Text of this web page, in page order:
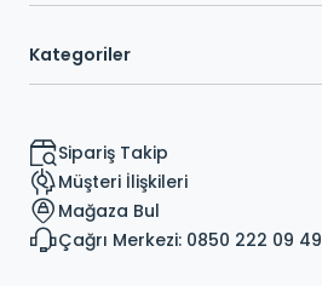
Kategoriler
Sipariş Takip
Müşteri İlişkileri
Mağaza Bul
Çağrı Merkezi: 0850 222 09 49